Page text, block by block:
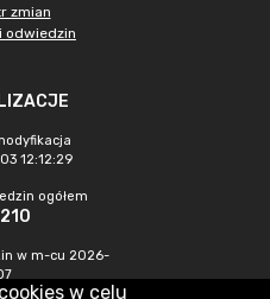
zmian
12:12:29
ogółem
w m-cu 2026-
w celu